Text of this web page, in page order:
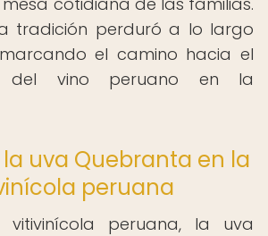
tradición perduró a lo largo
el camino hacia el
del vino peruano en la
la uva Quebranta en la
peruana
vitivinícola peruana, la uva